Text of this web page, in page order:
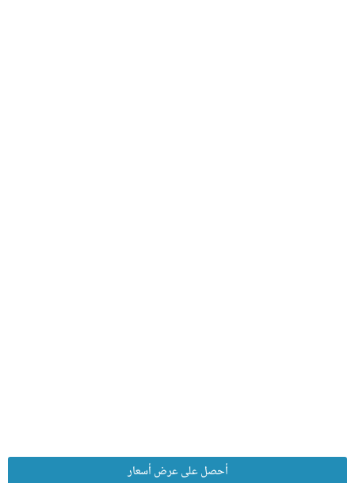
أحصل على عرض أسعار